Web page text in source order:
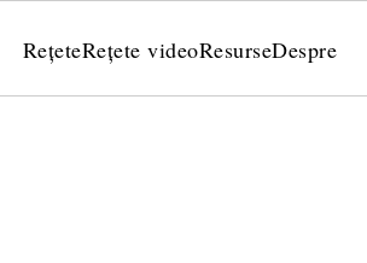
RețeteRețete videoResurseDespre